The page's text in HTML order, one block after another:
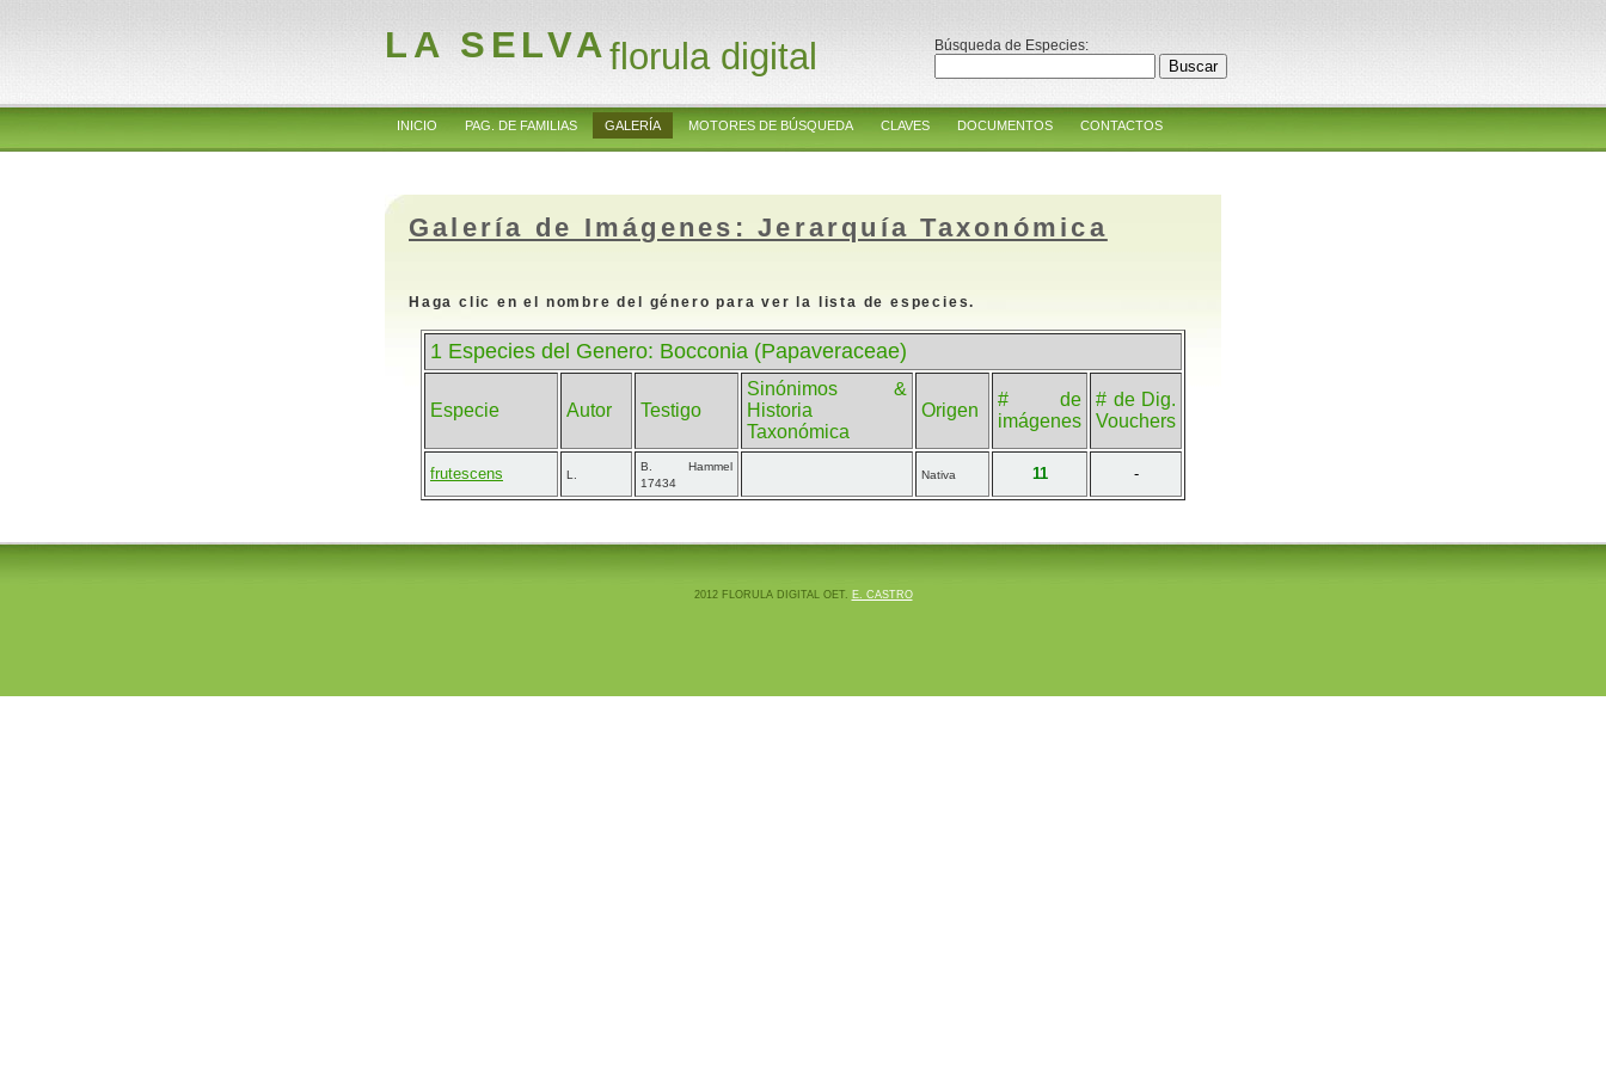
LA SELVAflorula digital Búsqueda de Especies:
INICIO PAG. DE FAMILIAS GALERÍA MOTORES DE BÚSQUEDA CLAVES DOCUMENTOS CONTACTOS
Galería de Imágenes: Jerarquía Taxonómica
Haga clic en el nombre del género para ver la lista de especies.
1 Especies del Genero: Bocconia (Papaveraceae)
Especie Autor Testigo
Sinónimos &
Historia
Taxonómica
Origen
# de
imágenes
# de Dig.
Vouchers
frutescens L.
B. Hammel
17434
Nativa 11 -
2012 FLORULA DIGITAL OET. E. CASTRO